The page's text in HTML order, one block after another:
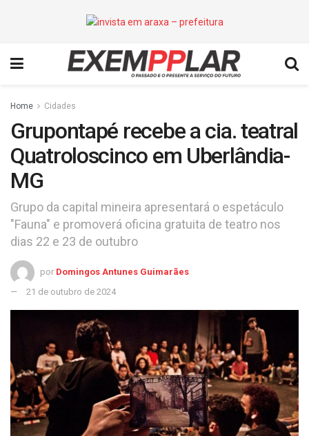
Home Cidades
Grupontapé recebe a cia. teatral
Quatroloscinco em Uberlândia-
MG
Grupo da capital mineira apresentará o espetáculo
"Fauna" e promoverá oficina gratuita de teatro nos
dias 22 e 23 de outubro
por Domingos Antunes Guimarães
21 de outubro de 2024